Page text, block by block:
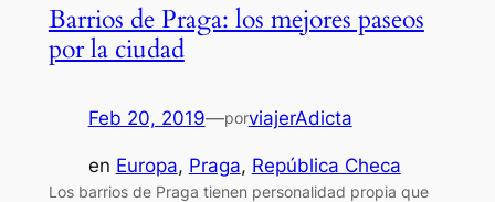
Barrios de Praga: los mejores paseos
por la ciudad
Feb 20, 2019—porviajerAdicta
en Europa, Praga, República Checa
Los barrios de Praga tienen personalidad propia que